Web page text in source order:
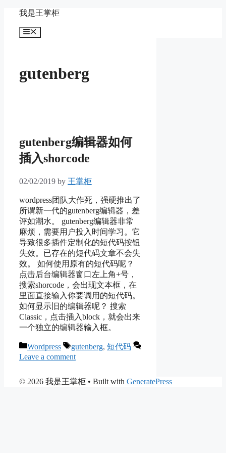
content
我是王掌柜
Menu
gutenberg
gutenberg编辑器如何
插入shorcode
02/02/2019 by 王掌柜
wordpress团队大作死，强硬推出了
所谓新一代的gutenberg编辑器，差
评如潮水。 gutenberg编辑器非常
麻烦，需要用户投入时间学习。它
导致很多插件定制化的短代码按钮
失效。已存在的短代码文章不会失
效。 如何使用原有的短代码呢？
点击后台编辑器窗口左上角+号，
搜索shorcode，会出现文本框，在
里面直接输入你要调用的短代码。
如何显示旧的编辑器呢？ 搜索
Classic，点击插入block，就会出来
一个独立的编辑器输入框。
Categories
Wordpress Tags
gutenberg, 短代码
Leave a comment
© 2026 我是王掌柜 • Built with GeneratePress